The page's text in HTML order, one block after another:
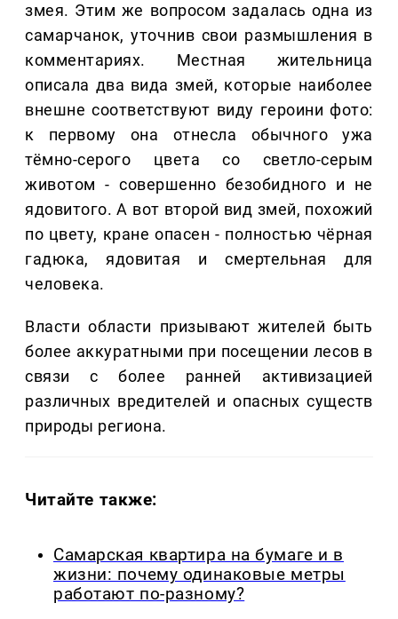
змея. Этим же вопросом задалась одна из
самарчанок, уточнив свои размышления в
комментариях. Местная жительница
описала два вида змей, которые наиболее
внешне соответствуют виду героини фото:
к первому она отнесла обычного ужа
тёмно-серого цвета со светло-серым
животом - совершенно безобидного и не
ядовитого. А вот второй вид змей, похожий
по цвету, кране опасен - полностью чёрная
гадюка, ядовитая и смертельная для
человека.
Власти области призывают жителей быть
более аккуратными при посещении лесов в
связи с более ранней активизацией
различных вредителей и опасных существ
природы региона.
Читайте также:
Самарская квартира на бумаге и в
жизни: почему одинаковые метры
работают по-разному?